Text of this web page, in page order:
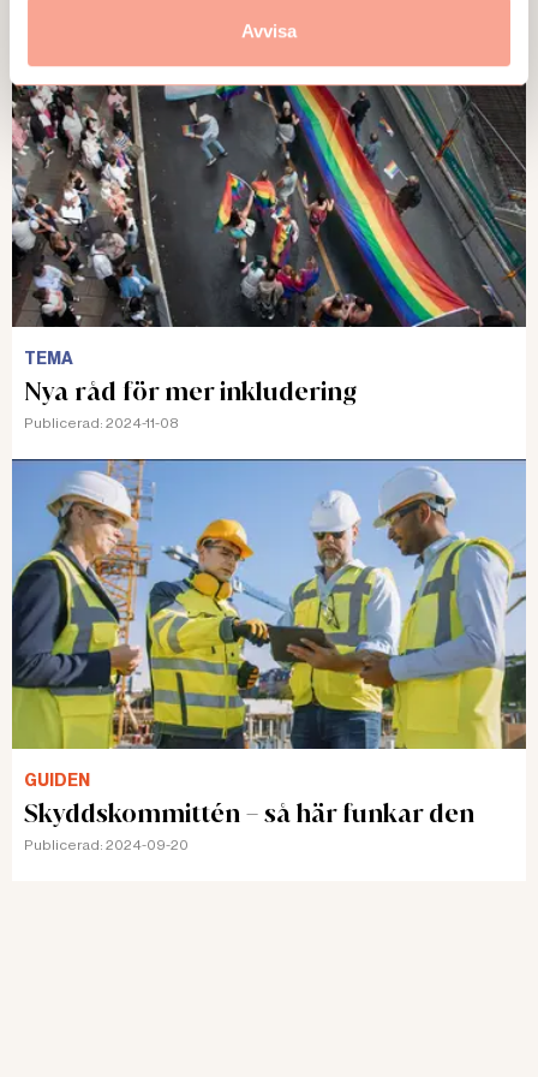
Avvisa
TEMA
Nya råd för mer inkludering
Publicerad: 2024-11-08
GUIDEN
Skyddskommittén – så här funkar den
Publicerad: 2024-09-20